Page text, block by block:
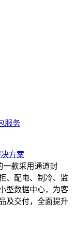
服务
方案
一款采用通道封
、配电、制冷、监
型数据中心，为客
及交付，全面提升